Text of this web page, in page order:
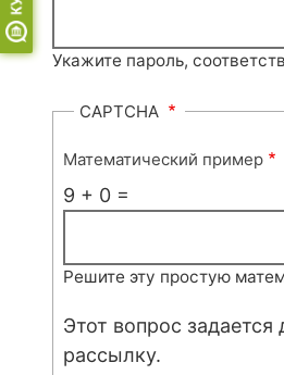
Укажите пароль,
CAPTCHA
Математический пример
9 + 0 =
Решите эту простую
Этот вопрос
рассылку.